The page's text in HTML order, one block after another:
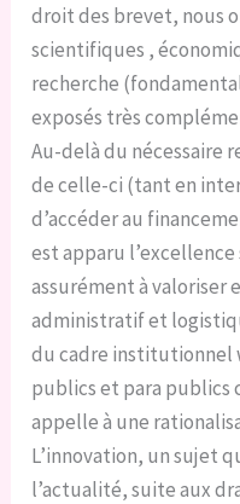
droit des brevet, nous
scientifiques ,
recherche
exposés très
Au-delà du nécessaire
de celle-ci (tant en
d’accéder au
est apparu
assurément à valoriser
administratif et
du cadre institutionnel
publics et para publics
appelle à une
L’innovation, un sujet
l’actualité, suite aux